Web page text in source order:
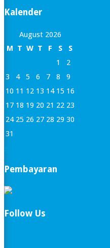
Kalender
August 2026
M T W T F S
S
1
2
3
4 5 6 7 8
9
10 11 12 13 14 15 16
17 18 19 20 21 22 23
24 25 26 27 28 29 30
31
« Jan
Pembayaran
Follow Us